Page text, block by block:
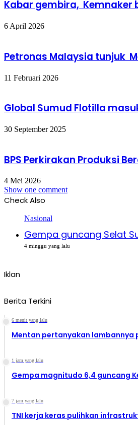
Kabar gembira, Kemnaker
6 April 2026
Petronas Malaysia tunjuk
11 Februari 2026
Global Sumud Flotilla
30 September 2025
BPS Perkirakan Produksi
4 Mei 2026
Show one comment
Check Also
Nasional
Gempa guncang Selat
4 minggu yang lalu
Iklan
Berita Terkini
6 menit yang lalu
Mentan pertanyakan lambannya
1 jam yang lalu
Gempa magnitudo 6,4 guncang
7 jam yang lalu
TNI kerja keras pulihkan